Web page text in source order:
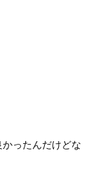
ったんだけどな